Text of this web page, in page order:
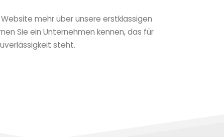
mehr über unsere erstklassigen
Sie ein Unternehmen kennen, das für
steht.